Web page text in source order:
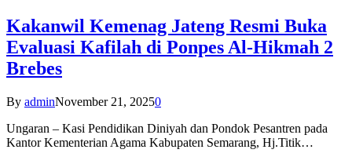
Kakanwil Kemenag Jateng Resmi Buka
Evaluasi Kafilah di Ponpes Al-Hikmah 2
Brebes
By adminNovember 21, 20250
Ungaran – Kasi Pendidikan Diniyah dan Pondok Pesantren pada
Kantor Kementerian Agama Kabupaten Semarang, Hj.Titik…